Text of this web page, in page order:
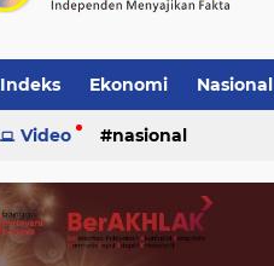
Indeks Ekonomi Nasional
Video nasional